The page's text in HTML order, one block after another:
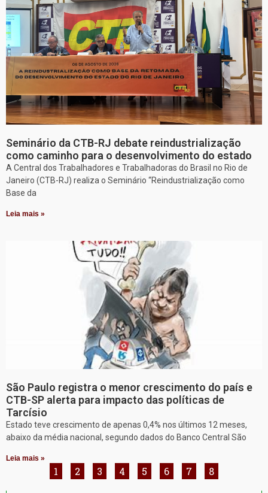
Seminário da CTB-RJ debate reindustrialização
como caminho para o desenvolvimento do estado
A Central dos Trabalhadores e Trabalhadoras do Brasil no Rio de
Janeiro (CTB-RJ) realiza o Seminário “Reindustrialização como
Base da
Leia mais »
São Paulo registra o menor crescimento do país e
CTB-SP alerta para impacto das políticas de
Tarcísio
Estado teve crescimento de apenas 0,4% nos últimos 12 meses,
abaixo da média nacional, segundo dados do Banco Central São
Leia mais »
1 2 3 4 5 6 7 8